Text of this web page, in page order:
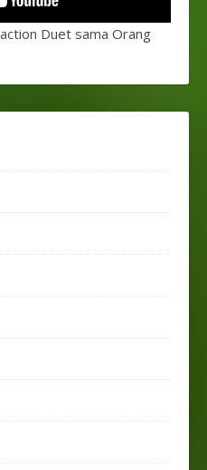
Duet sama Orang